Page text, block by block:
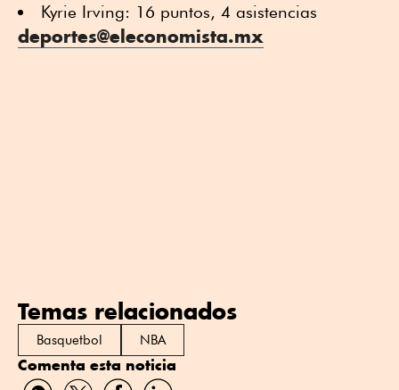
Kyrie Irving: 16 puntos, 4 asistencias
deportes@eleconomista.mx
Temas relacionados
Basquetbol NBA
Comenta esta noticia